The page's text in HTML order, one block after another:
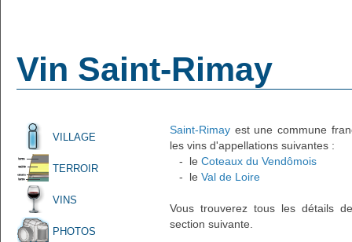
Vin Saint-Rimay
VILLAGE
TERROIR
VINS
PHOTOS
Saint-Rimay est une commune
les vins d'appellations suivantes :
- le Coteaux du Vendômois
- le Val de Loire
Vous trouverez tous les détails
section suivante.